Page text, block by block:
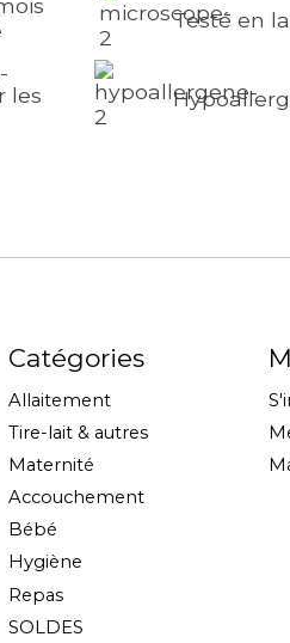
les
Testé en
Catégories
Allaitement
Tire-lait & autres
Maternité
Accouchement
Bébé
Hygiène
Repas
SOLDES